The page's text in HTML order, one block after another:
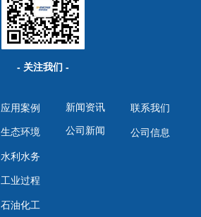
- 关注我们 -
应用案例
生态环境
水利水务
工业过程
石油化工
联系我们
公司信息
新闻资讯
公司新闻